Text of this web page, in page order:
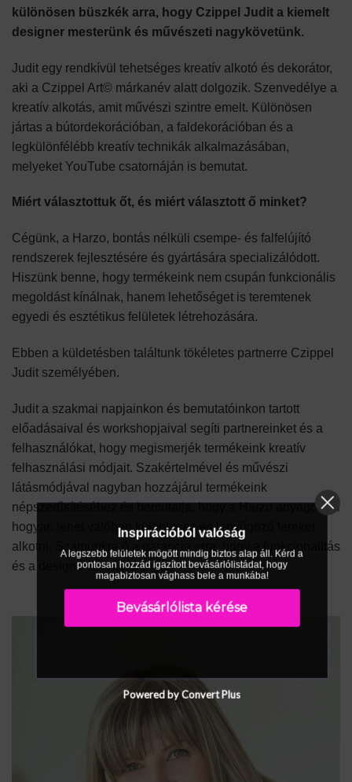
különösen büszkék arra, hogy Czippel Judit a kiemelt
designer mesterünk és művészeti nagykövetünk.
Judit egy rendkívül tehetséges kreatív alkotó és dekorátor,
aki a Czippel Art© márkanév alatt dolgozik. Szenvedélye a
kreatív alkotás, amit művészi szintre emelt. Különösen
jártas a bútordekorációban, a faldekorációban és a
legkülönfélébb kreatív technikák alkalmazásában,
melyeket YouTube csatornáján is bemutat.
Miért választottuk őt, és miért választott ő minket?
Cégünk, a Harzo, bontás nélküli csempe- és falfelújító
rendszerek fejlesztésére és gyártására specializálódott.
Hiszünk benne, hogy termékeink nem csupán funkcionális
megoldást kínálnak, hanem lehetőséget is teremtenek
egyedi és esztétikus felületek létrehozására.
Ebben a küldetésben találtunk tökéletes partnerre Czippel
Judit személyében.
Judit a szakmai napjainkon és bemutatóinkon tartott
előadásaival és workshopjaival segíti partnereinket és a
felhasználókat, hogy megismerjék termékeink kreatív
felhasználási módjait. Szakértelmével és művészi
látásmódjával nagyban hozzájárul termékeink
népszerűsítéséhez és bemutatja, hogy a Harzo anyagokkal
hogyan lehet valóban különleges és lenyűgöző tereket
alkotni. Számunkra ő a garancia arra, hogy a funkcionalitás
és a design kéz a kézben jár.
Inspirációból valóság
A legszebb felületek mögött mindig biztos alap áll. Kérd a
pontosan hozzád igazított bevásárlólistádat, hogy
magabiztosan vághass bele a munkába!
Bevásárlólista kérése
Powered by Convert Plus